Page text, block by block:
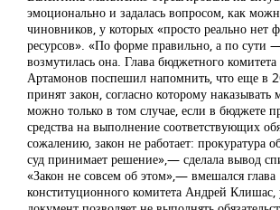
эмоционально и задалась вопросом, как
чиновников, у которых «просто реально нет
ресурсов». «По форме правильно, а по
возмутилась она. Глава бюджетного
Артамонов поспешил напомнить, что еще в
принят закон, согласно которому
можно только в том случае, если в бюджете
средства на выполнение соответствующих
сожалению, закон не работает: прокуратура
суд принимает решение»,— сделала вывод
«Закон не совсем об этом»,— вмешался глава
конституционного комитета Андрей Клишас,